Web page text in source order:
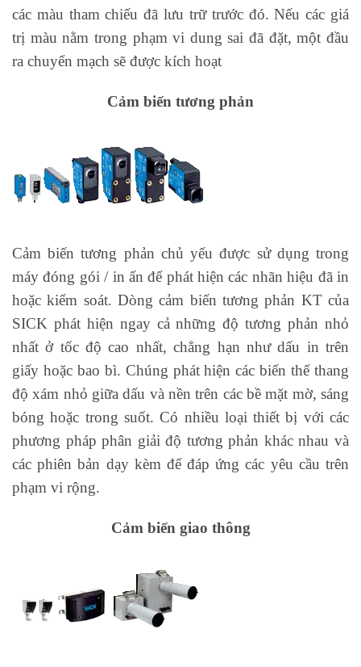
các màu tham chiếu đã lưu trữ trước đó. Nếu các giá
trị màu nằm trong phạm vi dung sai đã đặt, một đầu
ra chuyển mạch sẽ được kích hoạt
Cảm biến tương phản
Cảm biến tương phản chủ yếu được sử dụng trong
máy đóng gói / in ấn để phát hiện các nhãn hiệu đã in
hoặc kiểm soát. Dòng cảm biến tương phản KT của
SICK phát hiện ngay cả những độ tương phản nhỏ
nhất ở tốc độ cao nhất, chẳng hạn như dấu in trên
giấy hoặc bao bì. Chúng phát hiện các biến thể thang
độ xám nhỏ giữa dấu và nền trên các bề mặt mờ, sáng
bóng hoặc trong suốt. Có nhiều loại thiết bị với các
phương pháp phân giải độ tương phản khác nhau và
các phiên bản dạy kèm để đáp ứng các yêu cầu trên
phạm vi rộng.
Cảm biến giao thông